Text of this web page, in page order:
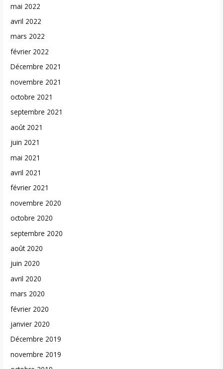
mai 2022
avril 2022
mars 2022
février 2022
Décembre 2021
novembre 2021
octobre 2021
septembre 2021
août 2021
juin 2021
mai 2021
avril 2021
février 2021
novembre 2020
octobre 2020
septembre 2020
août 2020
juin 2020
avril 2020
mars 2020
février 2020
janvier 2020
Décembre 2019
novembre 2019